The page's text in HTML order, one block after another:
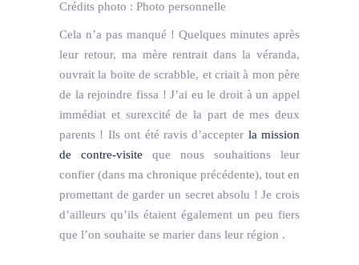
Crédits photo : Photo personnelle
Cela n’a pas manqué ! Quelques minutes après
leur retour, ma mère rentrait dans la véranda,
ouvrait la boite de scrabble, et criait à mon père
de la rejoindre fissa ! J’ai eu le droit à un appel
immédiat et surexcité de la part de mes deux
parents ! Ils ont été ravis d’accepter la mission
de contre-visite que nous souhaitions leur
confier (dans ma chronique précédente), tout en
promettant de garder un secret absolu ! Je crois
d’ailleurs qu’ils étaient également un peu fiers
que l’on souhaite se marier dans leur région .